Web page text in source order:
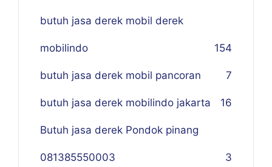
butuh jasa derek mobil derek
mobilindo 154
butuh jasa derek mobil pancoran 7
butuh jasa derek mobilindo jakarta 16
Butuh jasa derek Pondok pinang
081385550003 3